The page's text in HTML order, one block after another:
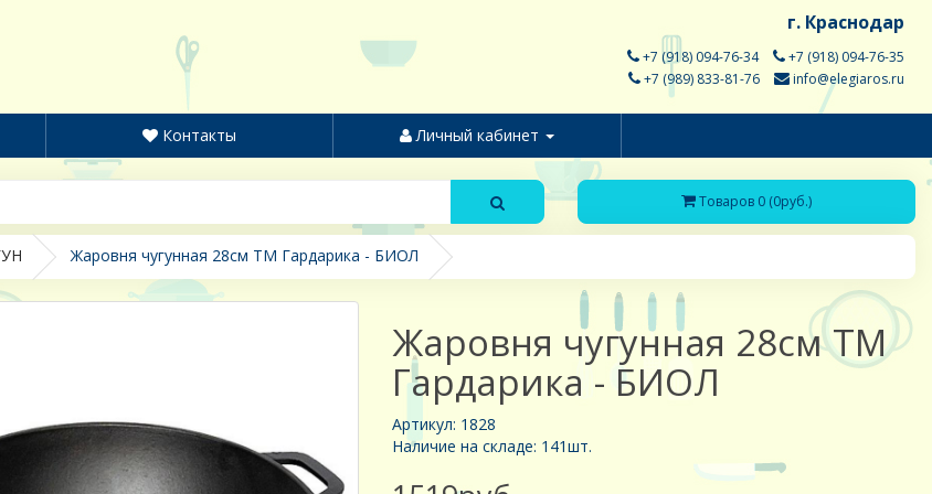
г. Краснодар
+7 (918) 094-76-34
+7 (918) 094-76-35
+7 (989) 833-81-76
info@elegiaros.ru
Контакты Личный кабинет
Товаров 0 (0руб.)
Жаровня чугунная 28см ТМ Гардарика - БИОЛ
Жаровня чугунная 28см ТМ
Гардарика - БИОЛ
Артикул: 1828
Наличие на складе: 141шт.